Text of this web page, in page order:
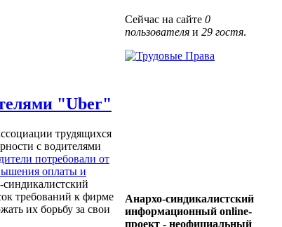
"Uber"
трудящихся
с водителями
потребовали от
оплаты и
синдикалистский
требований к фирме
их борьбу за свои
Сейчас на сайте 0
пользователя и 29 гостя.
Анархо-синдикалистский
информационный online-
проект - неофициальный